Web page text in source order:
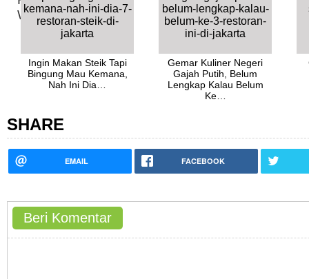
Ingin Makan Steik Tapi
Bingung Mau Kemana,
Nah Ini Dia…
Gemar Kuliner Negeri
Gajah Putih, Belum
Lengkap Kalau Belum
Ke…
SHARE
EMAIL FACEBOOK
Beri Komentar